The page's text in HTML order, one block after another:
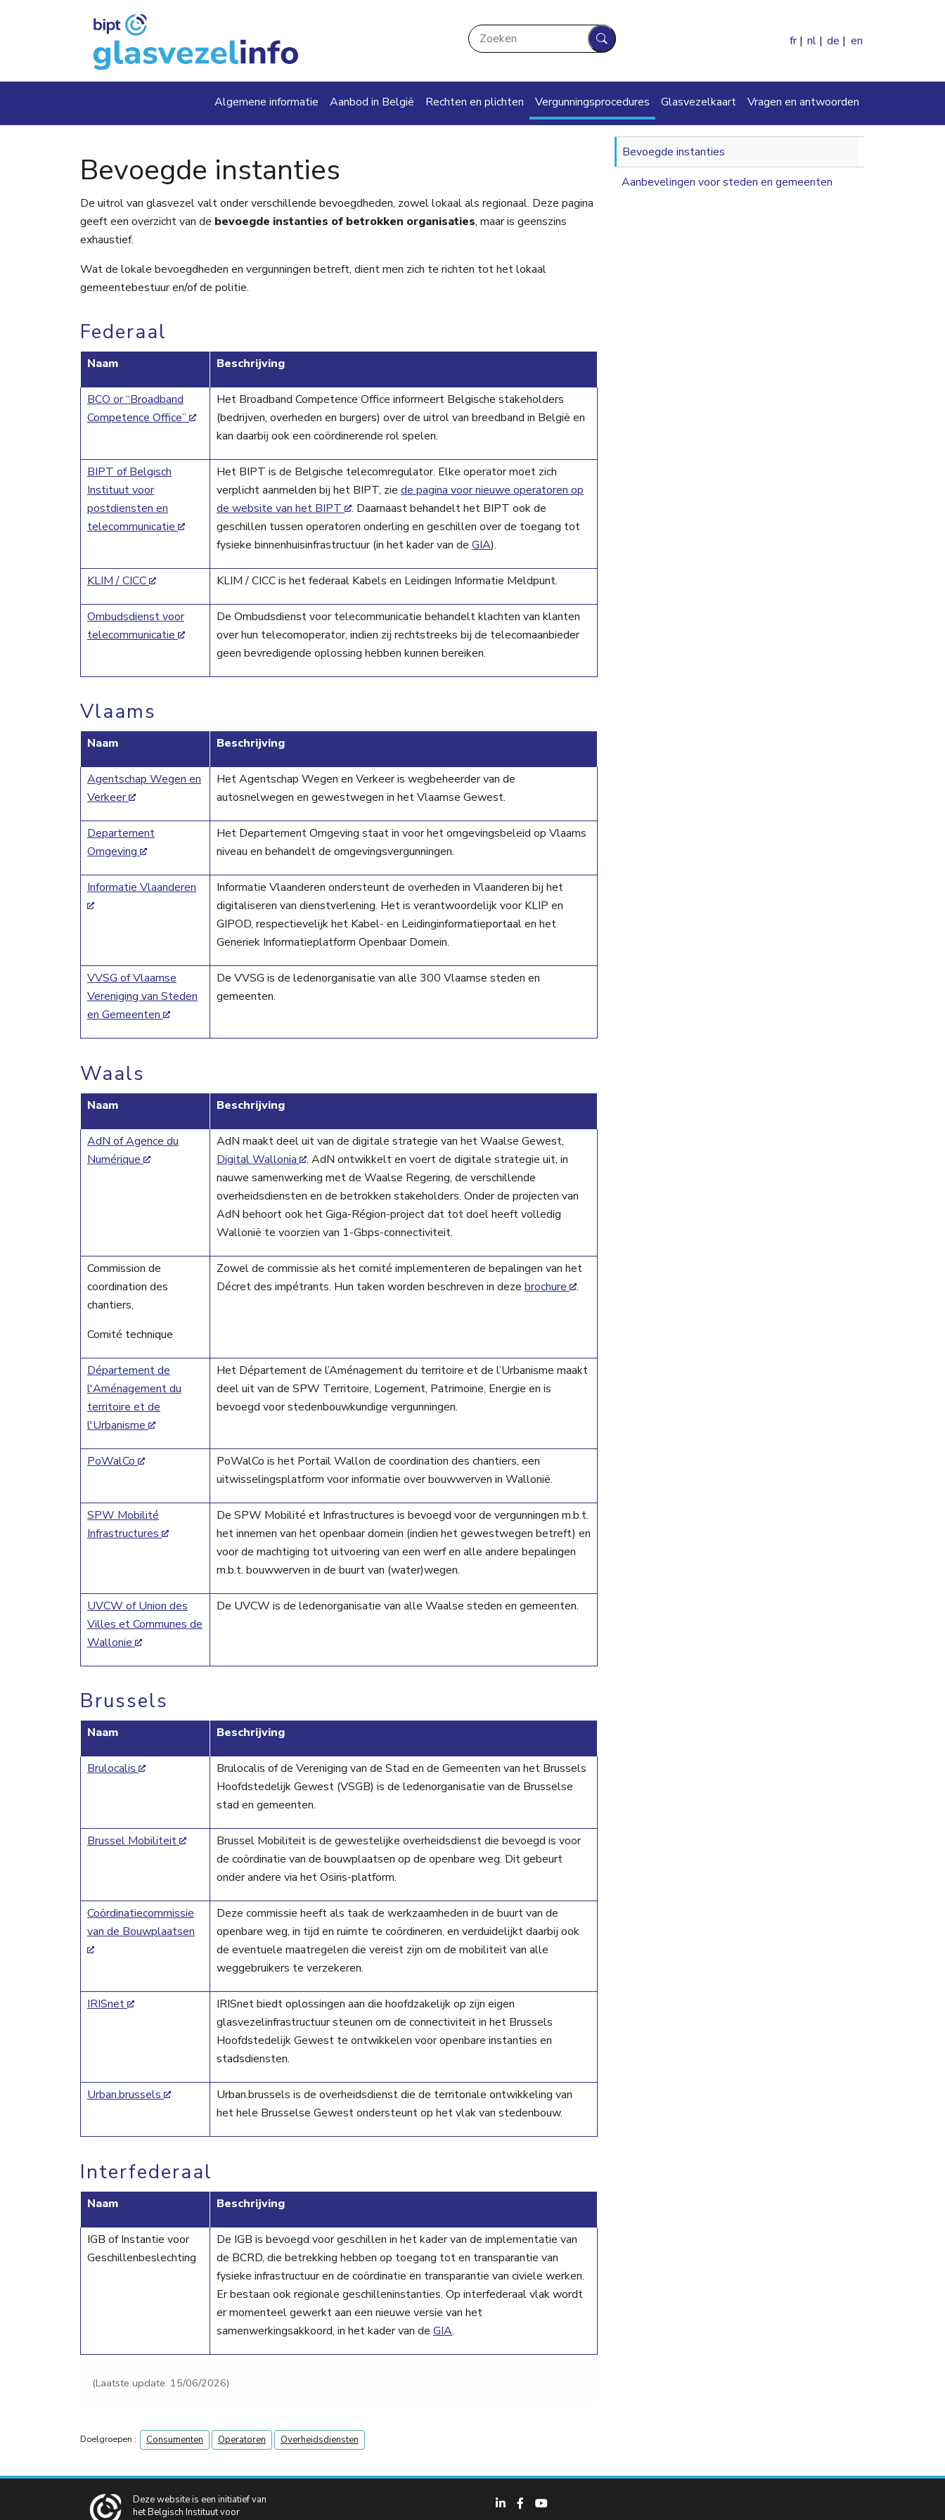
Zoeken
Zoeken
fr nl de en
Main navigation
Algemene informatie Aanbod in België Rechten en plichten Vergunningsprocedures Glasvezelkaart Vragen en antwoorden
Bevoegde instanties
De uitrol van glasvezel valt onder verschillende bevoegdheden, zowel lokaal als regionaal. Deze pagina
geeft een overzicht van de bevoegde instanties of betrokken organisaties, maar is geenszins
exhaustief.
Wat de lokale bevoegdheden en vergunningen betreft, dient men zich te richten tot het lokaal
gemeentebestuur en/of de politie.
Federaal
Naam Beschrijving
BCO or “Broadband
Competence Office”
Het Broadband Competence Office informeert Belgische stakeholders
(bedrijven, overheden en burgers) over de uitrol van breedband in België en
kan daarbij ook een coördinerende rol spelen.
BIPT of Belgisch
Instituut voor
postdiensten en
telecommunicatie
Het BIPT is de Belgische telecomregulator. Elke operator moet zich
verplicht aanmelden bij het BIPT, zie de pagina voor nieuwe operatoren op
de website van het BIPT
. Daarnaast behandelt het BIPT ook de
geschillen tussen operatoren onderling en geschillen over de toegang tot
fysieke binnenhuisinfrastructuur (in het kader van de GIA).
KLIM / CICC KLIM / CICC is het federaal Kabels en Leidingen Informatie Meldpunt.
Ombudsdienst voor
telecommunicatie
De Ombudsdienst voor telecommunicatie behandelt klachten van klanten
over hun telecomoperator, indien zij rechtstreeks bij de telecomaanbieder
geen bevredigende oplossing hebben kunnen bereiken.
Vlaams
Naam Beschrijving
Agentschap Wegen en
Verkeer
Het Agentschap Wegen en Verkeer is wegbeheerder van de
autosnelwegen en gewestwegen in het Vlaamse Gewest.
Departement
Omgeving
Het Departement Omgeving staat in voor het omgevingsbeleid op Vlaams
niveau en behandelt de omgevingsvergunningen.
Informatie Vlaanderen
Informatie Vlaanderen ondersteunt de overheden in Vlaanderen bij het
digitaliseren van dienstverlening. Het is verantwoordelijk voor KLIP en
GIPOD, respectievelijk het Kabel- en Leidinginformatieportaal en het
Generiek Informatieplatform Openbaar Domein.
VVSG of Vlaamse
Vereniging van Steden
en Gemeenten
De VVSG is de ledenorganisatie van alle 300 Vlaamse steden en
gemeenten.
Waals
Naam Beschrijving
AdN of Agence du
Numérique
AdN maakt deel uit van de digitale strategie van het Waalse Gewest,
Digital Wallonia
. AdN ontwikkelt en voert de digitale strategie uit, in
nauwe samenwerking met de Waalse Regering, de verschillende
overheidsdiensten en de betrokken stakeholders. Onder de projecten van
AdN behoort ook het Giga-Région-project dat tot doel heeft volledig
Wallonië te voorzien van 1-Gbps-connectiviteit.
Commission de
coordination des
chantiers,
Comité technique
Zowel de commissie als het comité implementeren de bepalingen van het
Décret des impétrants. Hun taken worden beschreven in deze brochure .
Département de
l'Aménagement du
territoire et de
l'Urbanisme
Het Département de l’Aménagement du territoire et de l’Urbanisme maakt
deel uit van de SPW Territoire, Logement, Patrimoine, Energie en is
bevoegd voor stedenbouwkundige vergunningen.
PoWalCo
PoWalCo is het Portail Wallon de coordination des chantiers, een
uitwisselingsplatform voor informatie over bouwwerven in Wallonië.
SPW Mobilité
Infrastructures
De SPW Mobilité et Infrastructures is bevoegd voor de vergunningen m.b.t.
het innemen van het openbaar domein (indien het gewestwegen betreft) en
voor de machtiging tot uitvoering van een werf en alle andere bepalingen
m.b.t. bouwwerven in de buurt van (water)wegen.
UVCW of Union des
Villes et Communes de
Wallonie
De UVCW is de ledenorganisatie van alle Waalse steden en gemeenten.
Brussels
Naam Beschrijving
Brulocalis
Brulocalis of de Vereniging van de Stad en de Gemeenten van het Brussels
Hoofdstedelijk Gewest (VSGB) is de ledenorganisatie van de Brusselse
stad en gemeenten.
Brussel Mobiliteit
Brussel Mobiliteit is de gewestelijke overheidsdienst die bevoegd is voor
de coördinatie van de bouwplaatsen op de openbare weg. Dit gebeurt
onder andere via het Osiris-platform.
Coördinatiecommissie
van de Bouwplaatsen
Deze commissie heeft als taak de werkzaamheden in de buurt van de
openbare weg, in tijd en ruimte te coördineren, en verduidelijkt daarbij ook
de eventuele maatregelen die vereist zijn om de mobiliteit van alle
weggebruikers te verzekeren.
IRISnet
IRISnet biedt oplossingen aan die hoofdzakelijk op zijn eigen
glasvezelinfrastructuur steunen om de connectiviteit in het Brussels
Hoofdstedelijk Gewest te ontwikkelen voor openbare instanties en
stadsdiensten.
Urban.brussels
Urban.brussels is de overheidsdienst die de territoriale ontwikkeling van
het hele Brusselse Gewest ondersteunt op het vlak van stedenbouw.
Interfederaal
Naam Beschrijving
IGB of Instantie voor
Geschillenbeslechting
De IGB is bevoegd voor geschillen in het kader van de implementatie van
de BCRD, die betrekking hebben op toegang tot en transparantie van
fysieke infrastructuur en de coördinatie en transparantie van civiele werken.
Er bestaan ook regionale geschilleninstanties. Op interfederaal vlak wordt
er momenteel gewerkt aan een nieuwe versie van het
samenwerkingsakkoord, in het kader van de GIA.
(Laatste update: 15/06/2026)
Doelgroepen : Consumenten Operatoren Overheidsdiensten
navigation 2nd level
Bevoegde instanties
Aanbevelingen voor steden en gemeenten
Deze website is een initiatief van
het Belgisch Instituut voor